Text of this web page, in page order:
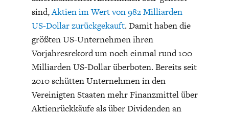
DAS DEUTSCHE
GESUNDHEITSWESEN
GELDPOLITIK
sind,Aktien im Wert von 982 Milliarden
US-Dollar zurückgekauft.­­­ Damit haben die
größten US-Unternehmen ihren
Vorjahresrekord um noch einmal rund 100
Milliarden US-Dollar überboten. Bereits seit
2010 schütten Unternehmen in den
Vereinigten Staaten mehr Finanzmittel über
Aktienrückkäufe als über Dividenden an